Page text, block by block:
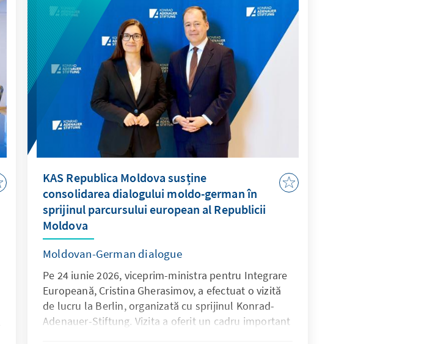
KAS Republica Moldova susține
consolidarea dialogului moldo-german în
sprijinul parcursului european al Republicii
Moldova
Moldovan-German dialogue
Pe 24 iunie 2026, viceprim-ministra pentru Integrare
Europeană, Cristina Gherasimov, a efectuat o vizită
de lucru la Berlin, organizată cu sprijinul Konrad-
Adenauer-Stiftung. Vizita a oferit un cadru important